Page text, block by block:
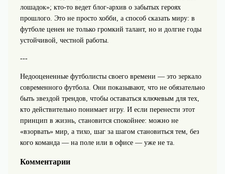
лошадок»; кто‑то ведет блог‑архив о забытых героях
прошлого. Это не просто хобби, а способ сказать миру: в
футболе ценен не только громкий талант, но и долгие годы
устойчивой, честной работы.
---
Недооцененные футболисты своего времени — это зеркало
современного футбола. Они показывают, что не обязательно
быть звездой трендов, чтобы оставаться ключевым для тех,
кто действительно понимает игру. И если перенести этот
принцип в жизнь, становится спокойнее: можно не
«взорвать» мир, а тихо, шаг за шагом становиться тем, без
кого команда — на поле или в офисе — уже не та.
Комментарии